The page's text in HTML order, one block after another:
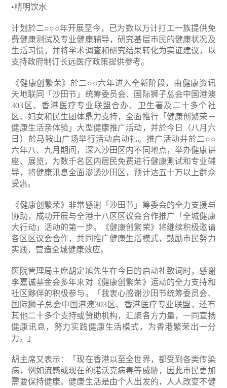
•精明饮水
计划於二○○○年开展至今，已为数以万计打工一族提供免
费健康测试及专业健康辅导，研究基层市民的健康状况及
生活习惯，并将学术调查和研究结果转化为实证建议，以
支持政府制订长远医疗政策提供参考。
《健康创繁荣》於二○○六年进入全新阶段，由健康资讯
天地联同「沙田节」统筹委员会、国际狮子总会中国港澳
303区、香港医疗专业联盟合办、卫生署及二十多个社
区、妇女和民生团体鼎力支持，全面推行「健康创繁荣－
健康生活亲体验」大型健康推广活动，并於今日（八月六
日）於马鞍山广场举行活动启动礼。推广活动并於二○○
六年八、九月期间，深入沙田区内不同地点，举办健康讲
座、展览，为数千名区内居民免费进行健康测试和专业辅
导，将健康讯息全面渗透沙田区，预计达五十万以上群众
受惠。
《健康创繁荣》非常感谢「沙田节」筹委会的全力支援与
协助，成功开展与全港十八区区议会合作推广「全城健康
大行动」活动的第一步。《健康创繁荣》将继续积极邀请
各区区议会合作，共同推广健康生活模式，鼓励市民努力
实践，营造全城健康效应。
医院管理局主席胡定旭先生在今日的启动礼致词时，感谢
李嘉诚基金会多年来对《健康创繁荣》运动的全力支持和
社区夥伴的积极参与。「我衷心感谢沙田节统筹委员会、
国际狮子总会中国港澳303区、香港医疗专业联盟，还有
其他二十多个支持或赞助机构，汇聚各方力量，一同宣扬
健康讯息，努力实践健康生活模式，为香港繁荣出一分
力。」
胡主席又表示：「现在香港以至全世界，都受到各类传染
病，例如流感或现在的诺沃克病毒等威胁，因此市民更加
需要保持健康。健康生活是由个人出发的，人人改变不健